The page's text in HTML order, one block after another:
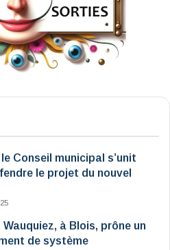
Conseil municipal s’unit
le projet du nouvel
Wauquiez, à Blois, prône un
de système